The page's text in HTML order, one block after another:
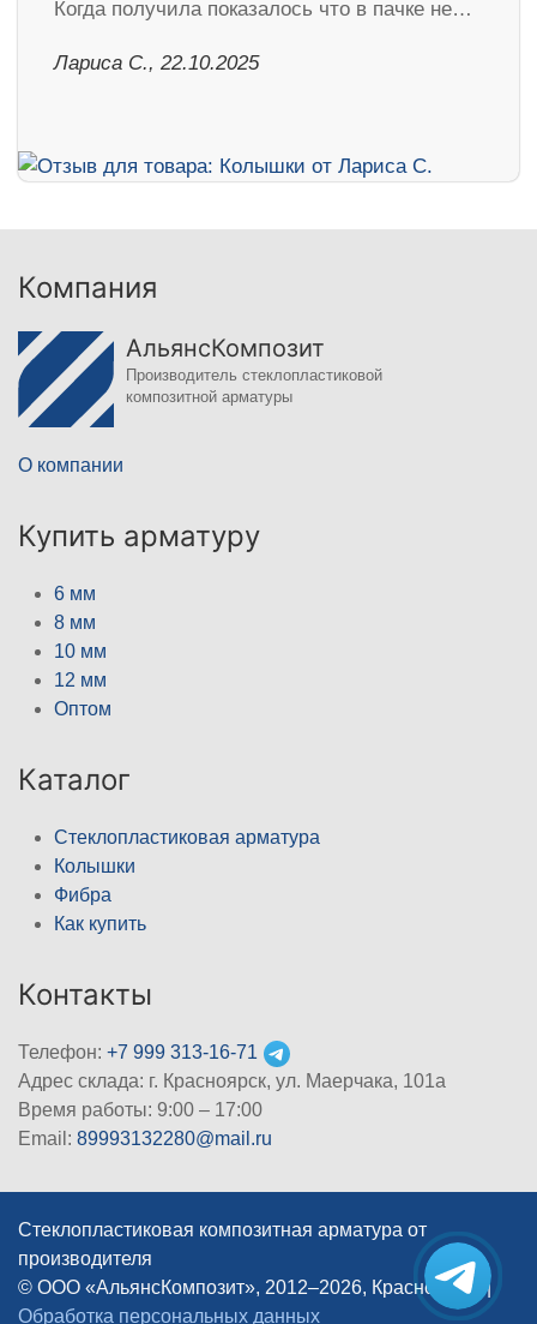
Когда получила показалось что в пачке не…
Лариса С., 22.10.2025
Компания
АльянсКомпозит
Производитель стеклопластиковой
композитной арматуры
О компании
Купить арматуру
6 мм
8 мм
10 мм
12 мм
Оптом
Каталог
Стеклопластиковая арматура
Колышки
Фибра
Как купить
Контакты
Телефон: +7 999 313-16-71
Адрес склада: г. Красноярск, ул. Маерчака, 101а
Время работы: 9:00 – 17:00
Email: 89993132280@mail.ru
Стеклопластиковая композитная арматура от
производителя
© ООО «АльянсКомпозит», 2012–2026, Красноярск
|
Обработка персональных данных